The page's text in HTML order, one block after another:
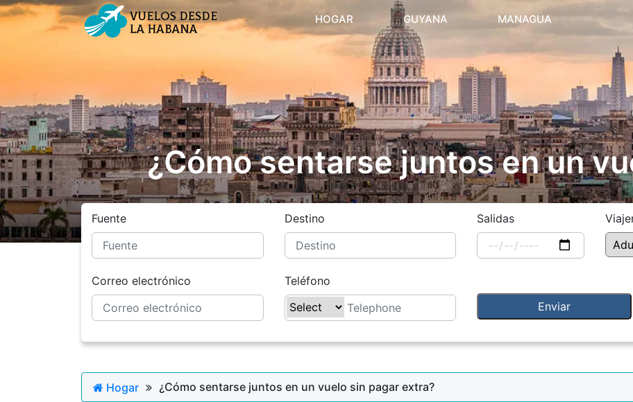
HOGAR (current) GUYANA MANAGUA
¿Cómo sentarse juntos en un
Fuente Destino Salidas
Correo electrónico Teléfono
Hogar ¿Cómo sentarse juntos en un vuelo sin pagar extra?